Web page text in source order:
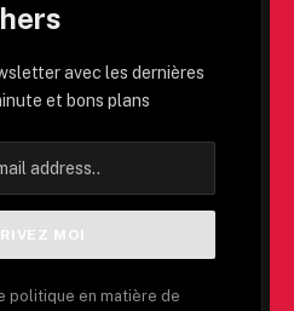
avec les dernières
et bons plans
politique en matière de